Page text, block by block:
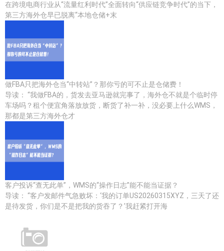
在跨境电商行业从“流量红利时代”全面转向“供应链竞争时代”的当下，
第三方海外仓早已脱离“本地仓储+末
做FBA只把海外仓当“中转站”？那你亏的可不止是仓储费！
导读： “我做FBA的，货发去亚马逊就完事了，海外仓不就是个临时停
车场吗？租个便宜角落放放货，断货了补一补，没必要上什么WMS，
那都是第三方海外仓才
客户投诉“查无此单”，WMS的“操作日志”能不能当证据？
导读： “客户发邮件气急败坏：‘我的订单US20260315XYZ，三天了还
是待发货，你们是不是把我的货吞了？’我赶紧打开海